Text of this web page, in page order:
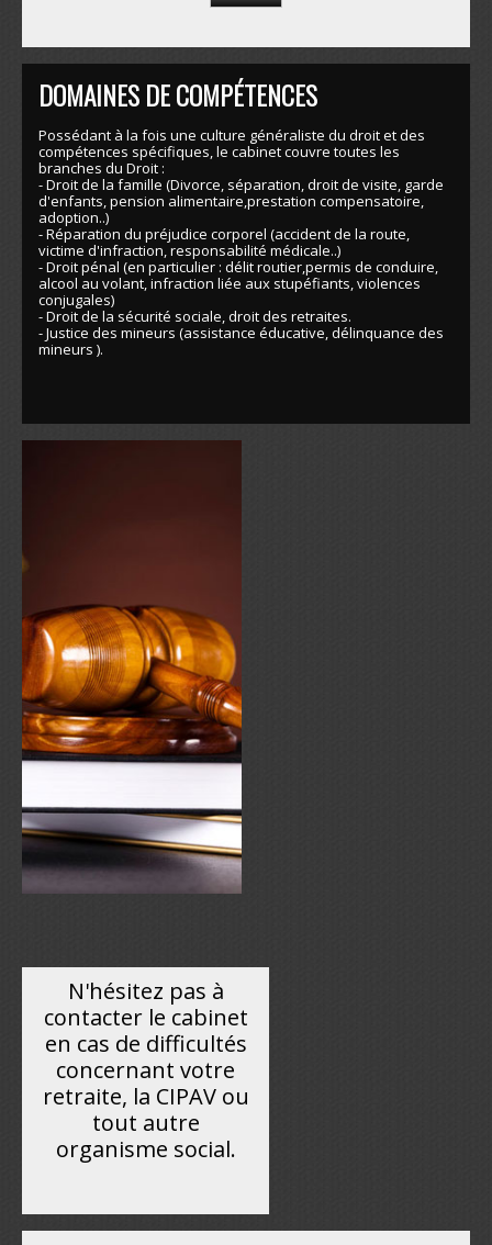
DOMAINES DE COMPÉTENCES
Possédant à la fois une culture généraliste du droit et des
compétences spécifiques, le cabinet couvre toutes les
branches du Droit :
- Droit de la famille (Divorce, séparation, droit de visite, garde
d'enfants, pension alimentaire,prestation compensatoire,
adoption..)
- Réparation du préjudice corporel (accident de la route,
victime d'infraction, responsabilité médicale..)
- Droit pénal (en particulier : délit routier,permis de conduire,
alcool au volant, infraction liée aux stupéfiants, violences
conjugales)
- Droit de la sécurité sociale, droit des retraites.
- Justice des mineurs (assistance éducative, délinquance des
mineurs ).
N'hésitez pas à
contacter le cabinet
en cas de difficultés
concernant votre
retraite, la CIPAV ou
tout autre
organisme social.